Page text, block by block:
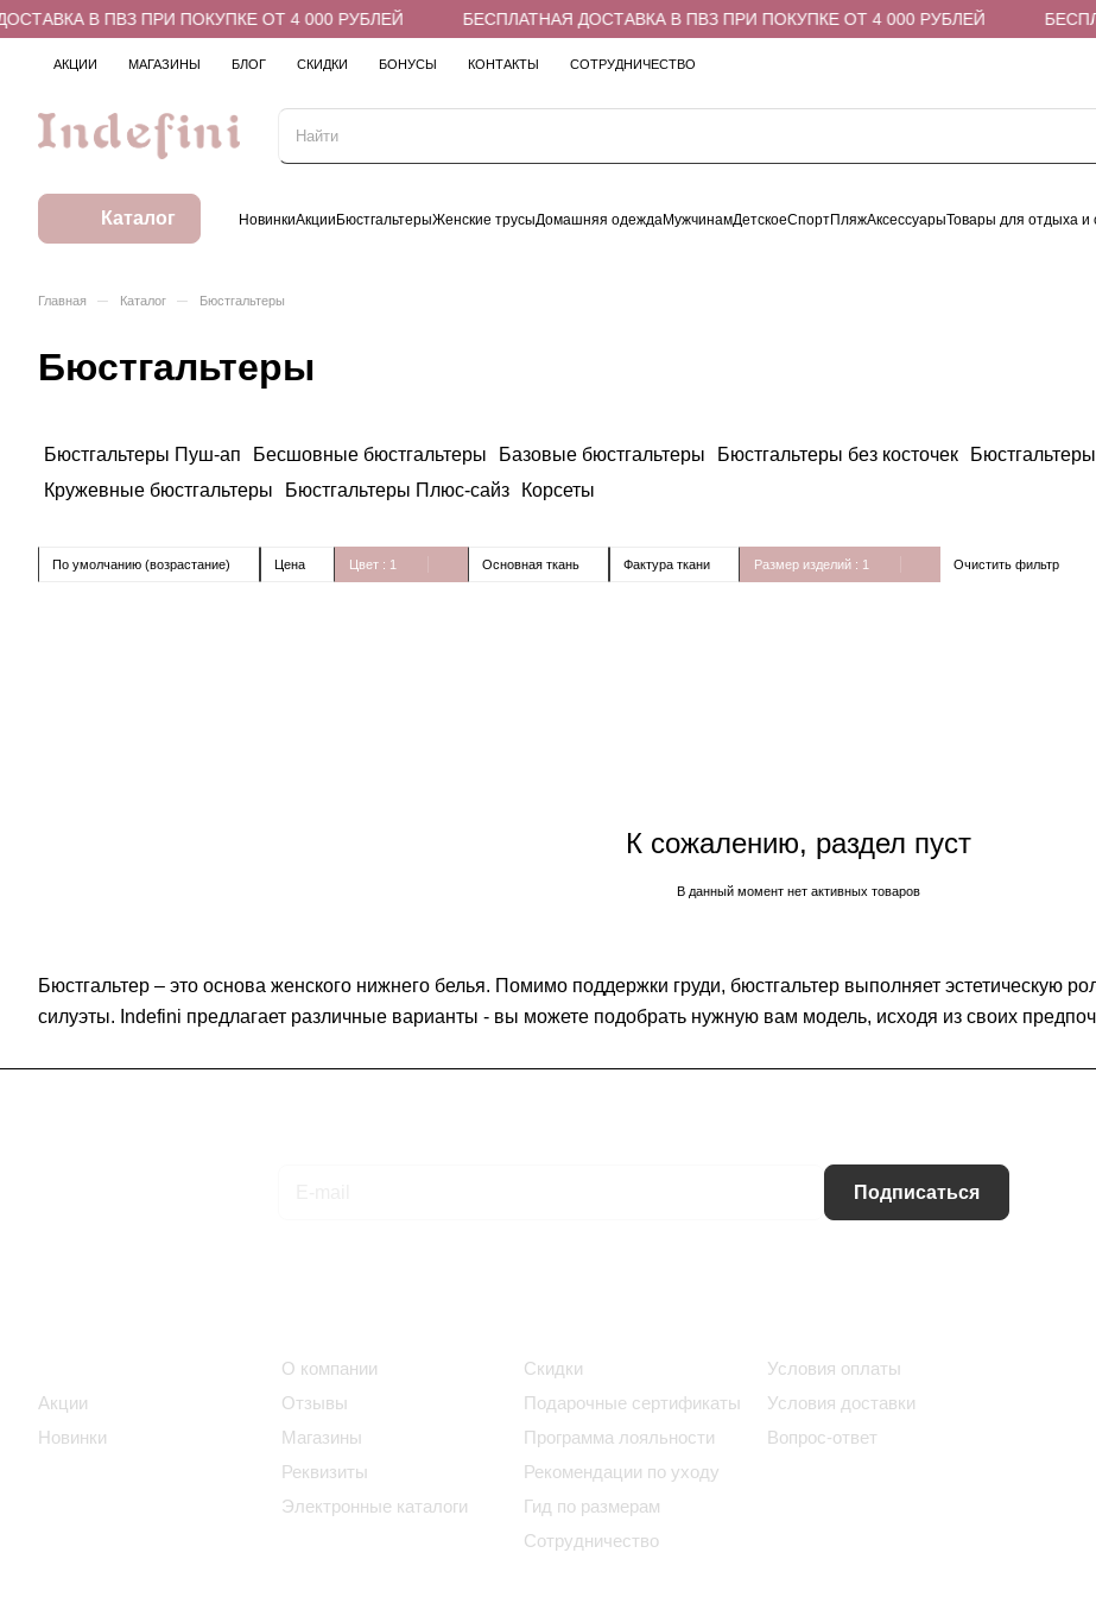
В ПВЗ ПРИ ПОКУПКЕ ОТ 4 000 РУБЛЕЙ БЕСПЛАТНАЯ ДОСТАВКА В ПВЗ ПРИ ПОКУПКЕ ОТ 4 000 РУБЛЕЙ
АКЦИИ МАГАЗИНЫ БЛОГ СКИДКИ БОНУСЫ КОНТАКТЫ СОТРУДНИЧЕСТВО
Каталог НовинкиАкцииБюстгальтерыЖенские трусыДомашняя одеждаМужчинамДетскоеСпортПляжАксессуарыТовары для отдыха и
Главная – Каталог – Бюстгальтеры
Бюстгальтеры
Бюстгальтеры Пуш-ап Бесшовные бюстгальтеры Базовые бюстгальтеры Бюстгальтеры без косточек
Кружевные бюстгальтеры
Бюстгальтеры Плюс-сайз Корсеты
По умолчанию (возрастание) Цена Цвет : 1 Основная ткань Фактура ткани Размер изделий : 1 Очистить фильтр
К сожалению, раздел пуст
В данный момент нет активных товаров
Бюстгальтер – это основа женского нижнего белья. Помимо поддержки груди, бюстгальтер выполняет эстетическую
силуэты. Indefini предлагает различные варианты - вы можете подобрать нужную вам модель, исходя из своих
Подписаться
Акции
Новинки
О компании
Отзывы
Магазины
Реквизиты
Электронные каталоги
Скидки
Подарочные сертификаты
Программа лояльности
Рекомендации по уходу
Гид по размерам
Сотрудничество
Условия оплаты
Условия доставки
Вопрос-ответ